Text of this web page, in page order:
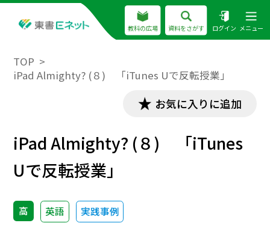
教科の広場 資料をさがす ログイン メニュー
TOP
iPad Almighty? (８) 「iTunes Uで反転授業」
お気に入りに追加
iPad Almighty? (８) 「iTunes
Uで反転授業」
高 英語 実践事例